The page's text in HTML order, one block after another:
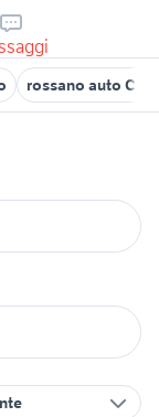
rossano auto